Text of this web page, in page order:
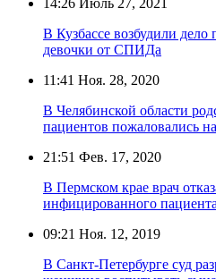
В Кузбассе возбудили дело
девочки от СПИДа
11:41 Ноя. 28, 2020
В Челябинской области
пациентов пожаловались
21:51 Фев. 17, 2020
В Пермском крае врач
инфицированного пациента
09:21 Ноя. 12, 2019
В Санкт-Петербурге суд